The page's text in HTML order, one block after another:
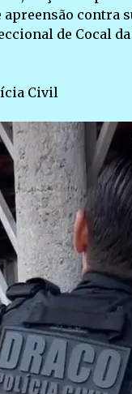
apreensão
de Cocal da
Civil